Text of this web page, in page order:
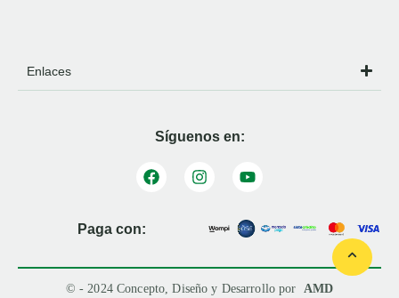
Enlaces
Síguenos en:
Paga con:
© - 2024 Concepto, Diseño y Desarrollo por AMD